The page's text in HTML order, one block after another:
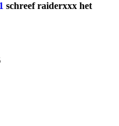
schreef raiderxxx het